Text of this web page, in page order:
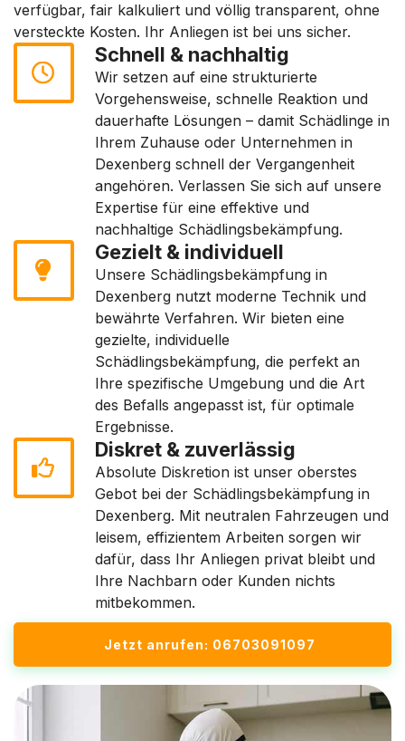
verfügbar, fair kalkuliert und völlig transparent, ohne
versteckte Kosten. Ihr Anliegen ist bei uns sicher.
Schnell & nachhaltig
Wir setzen auf eine strukturierte
Vorgehensweise, schnelle Reaktion und
dauerhafte Lösungen – damit Schädlinge in
Ihrem Zuhause oder Unternehmen in
Dexenberg schnell der Vergangenheit
angehören. Verlassen Sie sich auf unsere
Expertise für eine effektive und
nachhaltige Schädlingsbekämpfung.
Gezielt & individuell
Unsere Schädlingsbekämpfung in
Dexenberg nutzt moderne Technik und
bewährte Verfahren. Wir bieten eine
gezielte, individuelle
Schädlingsbekämpfung, die perfekt an
Ihre spezifische Umgebung und die Art
des Befalls angepasst ist, für optimale
Ergebnisse.
Diskret & zuverlässig
Absolute Diskretion ist unser oberstes
Gebot bei der Schädlingsbekämpfung in
Dexenberg. Mit neutralen Fahrzeugen und
leisem, effizientem Arbeiten sorgen wir
dafür, dass Ihr Anliegen privat bleibt und
Ihre Nachbarn oder Kunden nichts
mitbekommen.
Jetzt anrufen: 06703091097